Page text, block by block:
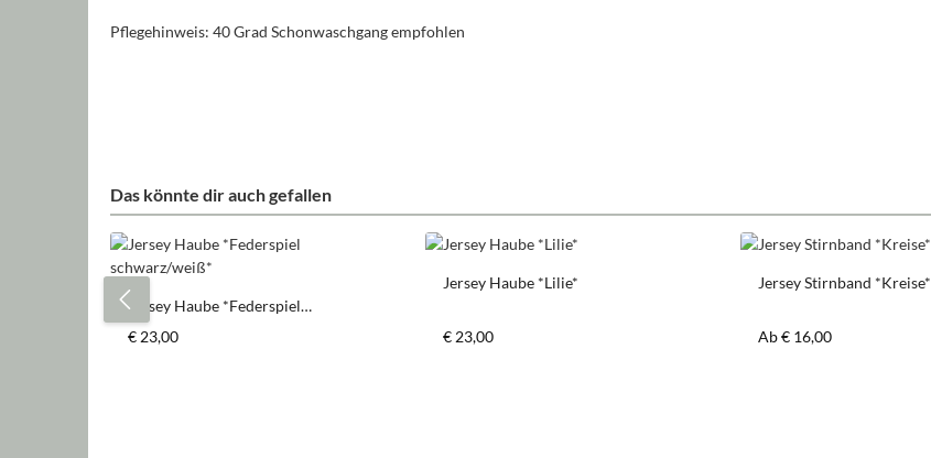
Pflegehinweis: 40 Grad Schonwaschgang empfohlen
Das könnte dir auch gefallen
Produktgalerie überspringen
Jersey Haube *Federspiel
schwarz/weiß*
Regulärer Preis:
€ 23,00
Jersey Haube *Lilie*
Regulärer Preis:
€ 23,00
Jersey Stirnband *Kreise*
Regulärer Preis:
Ab€ 16,00